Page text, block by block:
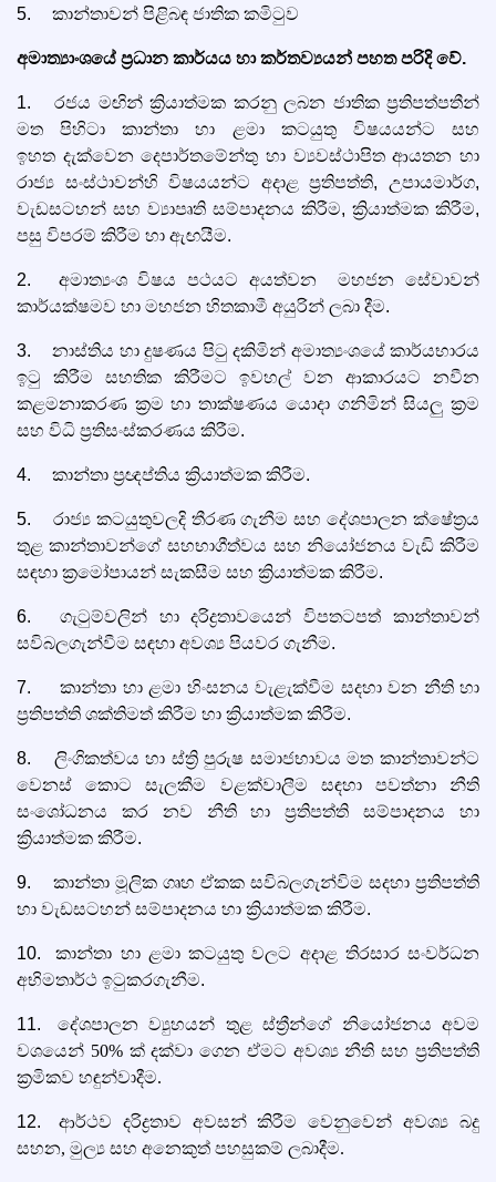
5. කාන්තාවන් පිළිබඳ ජාතික කමිටුව
අමාත්‍යාංශයේ ප්‍රධාන කාර්යය හා කර්තව්‍යයන් පහත පරිදි වේ.
1.
රජය මඟින් ක්‍රියාත්මක කරනු ලබන ජාතික ප්‍රතිපත්පතීන්
මත පිහිටා කාන්තාහා
ළමා කටයුතු විෂයයන්ට සහ
ඉහත දැක්වෙන දෙපාර්තමේන්තු හා ව්‍යවස්ථාපිත ආයතන හා
රාජ්‍ය සංස්ථාවන්හි විෂයයන්ට අදාළ ප්‍රතිපත්ති, උපායමාර්ග,
වැඩසටහන් සහ ව්‍යාපෘති සම්පාදනය කිරීම, ක්‍රියාත්මක කිරීම,
පසු විපරම් කිරීම හා ඇඟයීම.
2.
අමාත්‍යංශ විෂය පථයට අයත්වන මහජන සේවාවන්
කාර්යක්ෂමව හා මහජන හිතකාමී අයුරින් ලබා දීම.
3.
නාස්තිය හා දුෂණය පිටු දකිමින් අමාත්‍යංශයේ කාර්යභාරය
ඉටු කිරීම සහතික කිරීමට ඉවහල් වන ආකාරයට නවීන
කළමනාකරණ ක්‍රම හා තාක්ෂණය යොදා ගනිමින් සියලු ක්‍රම
සහ විධි ප්‍රතිසංස්කරණය කිරීම.
4. කාන්තා ප්‍රඥප්තිය ක්‍රියාත්මක කිරීම.
5.
රාජ්‍ය කටයුතුවලදි තීරණ ගැනීම සහ දේශපාලන ක්ෂේත්‍රය
තුළ කාන්තාවන්ගේ සහභාගීත්වය සහ නියෝජනය වැඩි කිරීම
සඳහා ක්‍රමෝපායන් සැකසීම සහ ක්‍රියාත්මක කිරීම.
6.
ගැටුම්වලින් හා දරිද්‍රතාවයෙන් විපතටපත් කාන්තාවන්
සවිබලගැන්වීම සඳහා අවශ්‍ය පියවර ගැනීම.
7.
කාන්තා හා ළමා හිංසනය වැළැක්වීම සදහා වන නීති හා
ප්‍රතිපත්ති ශක්තිමත් කිරීම හා ක්‍රියාත්මක කිරීම.
8.
ලිංගිකත්වය හා ස්ත්‍රි පුරුෂ සමාජභාවය මත කාන්තාවන්ට
වෙනස් කොට සැලකීම වළක්වාලීම සඳහා පවත්නා නීති
සංශෝධනය කර නව නීති හා ප්‍රතිපත්ති සම්පාදනය හා
ක්‍රියාත්මක කිරීම.
9.
කාන්තා මූලික ගෘහ ඒකක සවිබලගැන්විම සදහා ප්‍රතිපත්ති
හා වැඩසටහන් සම්පාදනය හා ක්‍රියාත්මක කිරීම.
10.
කාන්තා හා ළමා කටයුතු වලට අදාළ තිරසාර සංවර්ධන
අභිමතාර්ථ ඉටුකරගැනීම.
11.
දේශපාලන ව්‍යුහයන් තුළ ස්ත්‍රීන්ගේ නියෝජනය අවම
වශයෙන් 50% ක් දක්වා ගෙන ඒමට අවශ්‍ය නීති සහ ප්‍රතිපත්ති
ක්‍රමිකව හඳුන්වාදීම.
12.
ආර්ථව දරිද්‍රතාව අවසන් කිරීම වෙනුවෙන් අවශ්‍ය බදු
සහන, මුල්‍ය සහ අනෙකුත් පහසුකම් ලබාදීම.